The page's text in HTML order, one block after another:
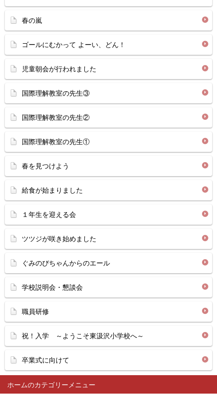
ホーム
春の嵐
ゴールにむかって よーい、どん！
児童朝会が行われました
国際理解教室の先生③
国際理解教室の先生②
国際理解教室の先生①
春を見つけよう
給食が始まりました
１年生を迎える会
ツツジが咲き始めました
ぐみのびちゃんからのエール
学校説明会・懇談会
職員研修
祝！入学 ～ようこそ東汲沢小学校へ～
卒業式に向けて